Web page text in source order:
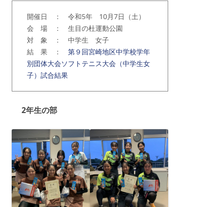
開催日 ： 令和5年 10月7日（土）
会 場 ： 生目の杜運動公園
対 象 ： 中学生 女子
結 果 ： 第９回宮崎地区中学校学年
別団体大会ソフトテニス大会（中学生女
子）試合結果
2年生の部